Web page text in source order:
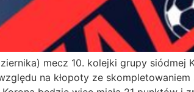
mecz 10. kolejki grupy siódmej
na kłopoty ze